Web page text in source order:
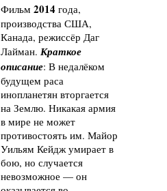
Фильм 2014 года,
производства США,
Канада, режиссёр Даг
Лайман. Краткое
описание: В недалёком
будущем раса
инопланетян вторгается
на Землю. Никакая армия
в мире не может
противостоять им. Майор
Уильям Кейдж умирает в
бою, но случается
невозможное — он